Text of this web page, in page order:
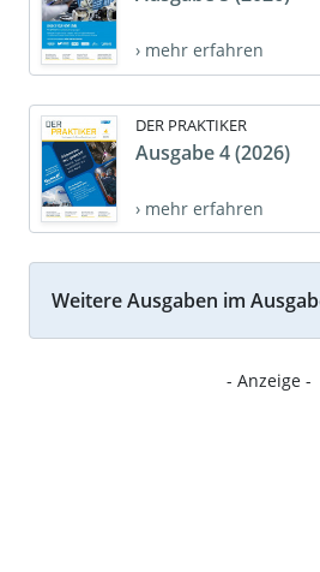
› mehr erfahren
DER PRAKTIKER
Ausgabe 4 (2026)
› mehr erfahren
Weitere Ausgaben im
- Anzeige -